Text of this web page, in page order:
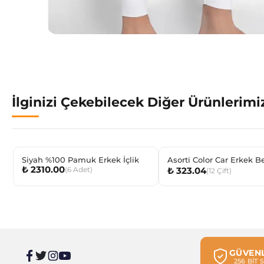
İlginizi Çekebilecek Diğer
Siyah %100 Pamuk Erkek İçlik
₺ 2310.00(6 Adet)
Asorti Color Car Erkek
Soket
₺ 323.04(12 Çift)
256 BİT